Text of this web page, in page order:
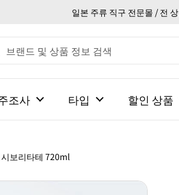
일본 주류 직구 전문몰 / 전
조사 타입 할인 상품
보리타테 720ml